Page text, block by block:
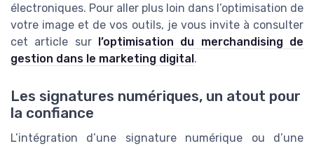
électroniques. Pour aller plus loin dans l’optimisation de
votre image et de vos outils, je vous invite à consulter
cet article sur l’optimisation du merchandising de
gestion dans le marketing digital.
Les signatures numériques, un atout pour
la confiance
L’intégration d’une signature numérique ou d’une